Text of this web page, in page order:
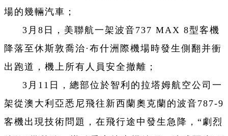
場的幾輛汽車；
3月8日，美聯航一架波音737 MAX 8型客機
降落至休斯敦喬治·布什洲際機場時發生側翻并衝
出跑道，機上所有人員安全撤離；
3月11日，總部位於智利的拉塔姆航空公司一
架從澳大利亞悉尼飛往新西蘭奧克蘭的波音787-9
客機出現技術問題，在飛行途中發生急降，“劇烈